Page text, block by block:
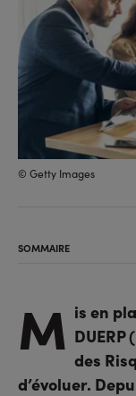
© Getty Images
SOMMAIRE
M is en
des
d’évoluer.